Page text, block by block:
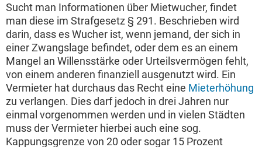
Sucht man Informationen über Mietwucher, findet
man diese im Strafgesetz § 291. Beschrieben wird
darin, dass es Wucher ist, wenn jemand, der sich in
einer Zwangslage befindet, oder dem es an einem
Mangel an Willensstärke oder Urteilsvermögen fehlt,
von einem anderen finanziell ausgenutzt wird. Ein
Vermieter hat durchaus das Recht eine Mieterhöhung
zu verlangen. Dies darf jedoch in drei Jahren nur
einmal vorgenommen werden und in vielen Städten
muss der Vermieter hierbei auch eine sog.
Kappungsgrenze von 20 oder sogar 15 Prozent